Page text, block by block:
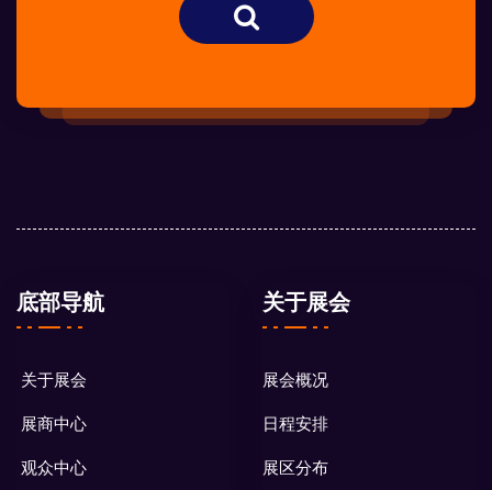
底部导航
关于展会
展商中心
观众中心
关于展会
展会概况
日程安排
展区分布